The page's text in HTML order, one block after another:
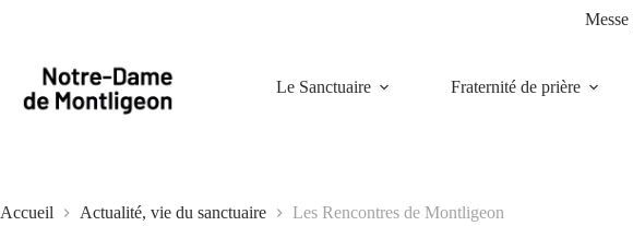
Le Sanctuaire Fraternité de prière
Accueil Actualité, vie du sanctuaire Les Rencontres de Montligeon